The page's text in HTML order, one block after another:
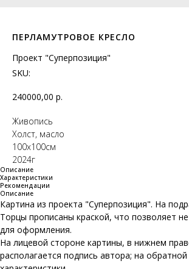
ПЕРЛАМУТРОВОЕ КРЕСЛО
Проект "Суперпозиция"
SKU:
240000,00 р.
Живопись
Холст, масло
100х100см
2024г
Описание
Характеристики
Рекомендации
Описание
Картина из проекта "Суперпозиция". На
Торцы прописаны краской, что позволяет
для оформления.
На лицевой стороне картины, в нижнем
располагается подпись автора; на